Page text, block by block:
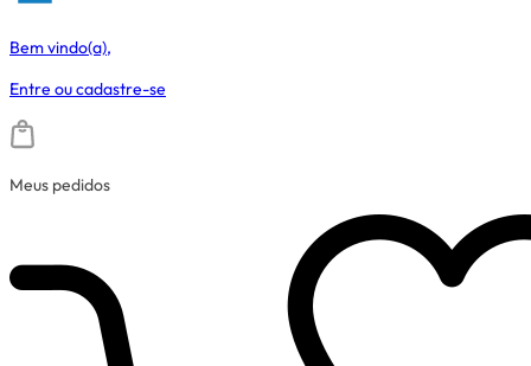
Bem vindo(a),
Entre oucadastre-se
Meus pedidos